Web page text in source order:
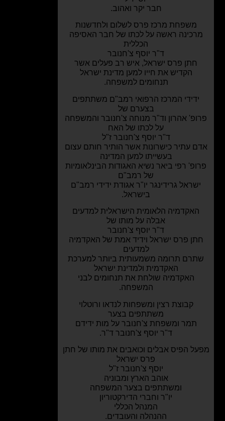
חבר יקר ואהוב.
משפחת מרכז פרס לשלום ולחדשנות
ראשה על לכתו של חבר האסיפה
ד"ר יוסף צ'חנובר
חתן פרס ישראל, איש רב פעלים אשר
הקדיש את חייו למען מדינת ישראל
תנחומים למשפחה.
המרכז הרפואי רמב"ם משתתפים
בצערם של
אהרון וד"ר מנוחה צ'חנובר והמשפחה
על לכתו של האח
ד"ר יוסף צ'חנובר ז"ל
עתיר כישרונות אשר הותיר חותם עצום
בעשייתו למען המדינה
רפי ביאר נשיא האגודות הבינלאומיות
של רמב"ם
גרידינגר יו"ר אגודת ידידי רמב"ם
בישראל.
הלאומית הישראלית למדעים
אבלה על מותו של
ד"ר יוסף צ'חנובר
פרס ישראל וידיד אמת של האקדמיה
למדעים
תרומה משמעותית ביותר למערכת
האקדמית ולמדינת ישראל
האקדמיה שולחת את תנחומים לבני
המשפחה.
קבוצת רצין ומשפחות לנדאו ורוטלוי
משתתפים בצער
תמר ומשפחת צ'חנובר על מות ידידם
ד"ר יוסף צ'חנובר ד"ר.
הפיסאבלים וכואבים את מותו של חתן
פרס ישראל
יוסף צ'חנובר ז"ל
אוהב הארץ ומבוניה
ומשתתפים בצער המשפחה
יו"ר וחברי הדירקטוריון
המנהל הכללי
ההנהלה והעובדים.